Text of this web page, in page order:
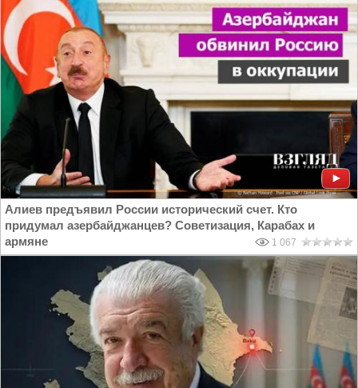
Алиев предъявил России исторический счет. Кто
придумал азербайджанцев? Советизация, Карабах и
армяне
1 067